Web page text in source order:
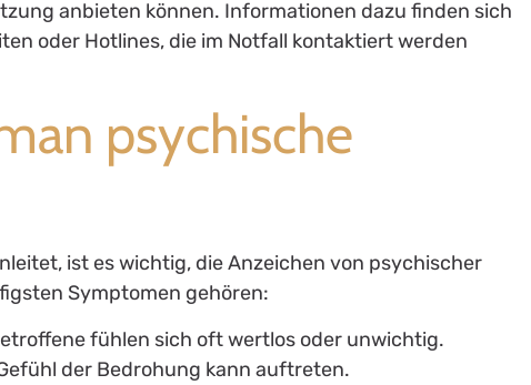
anbieten können. Informationen dazu finden sich
oder Hotlines, die im Notfall kontaktiert werden
psychische
ist es wichtig, die Anzeichen von psychischer
Symptomen gehören:
fühlen sich oft wertlos oder unwichtig.
der Bedrohung kann auftreten.